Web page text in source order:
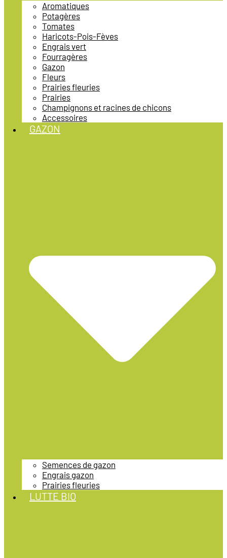
Aromatiques
Potagères
Tomates
Haricots-Pois-Fèves
Engrais vert
Fourragères
Gazon
Fleurs
Prairies fleuries
Prairies
Champignons et racines de chicons
Accessoires
GAZON
Semences de gazon
Engrais gazon
Prairies fleuries
LUTTE BIO